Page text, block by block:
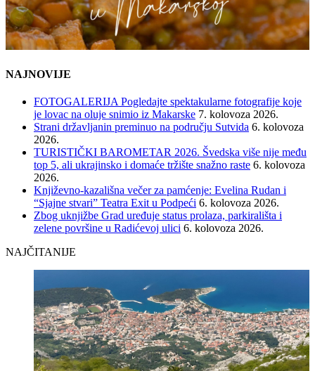
NAJNOVIJE
FOTOGALERIJA Pogledajte spektakularne fotografije koje
je lovac na oluje snimio iz Makarske 7. kolovoza 2026.
Strani državljanin preminuo na području Sutvida 6. kolovoza
2026.
TURISTIČKI BAROMETAR 2026. Švedska više nije među
top 5, ali ukrajinsko i domaće tržište snažno raste 6. kolovoza
2026.
Književno-kazališna večer za pamćenje: Evelina Rudan i
“Sjajne stvari” Teatra Exit u Podpeći 6. kolovoza 2026.
Zbog uknjižbe Grad uređuje status prolaza, parkirališta i
zelene površine u Radićevoj ulici 6. kolovoza 2026.
NAJČITANIJE